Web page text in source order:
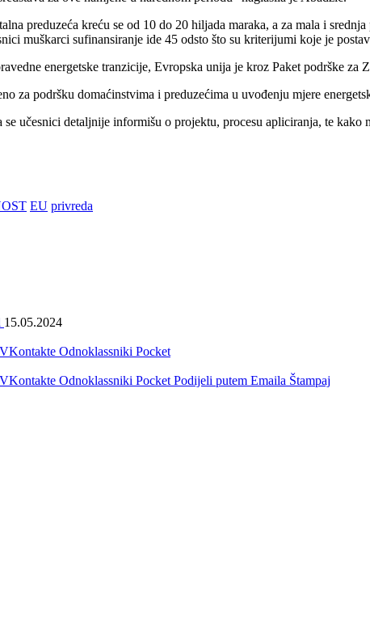
preduzeća kreću se od 10 do 20 hiljada maraka, a za mala i
muškarci sufinansiranje ide 45 odsto što su kriterijumi koje je
energetske tranzicije, Evropska unija je kroz Paket podrške
za podršku domaćinstvima i preduzećima u uvođenju mjere
učesnici detaljnije informišu o projektu, procesu apliciranja, te
EU privreda
15.05.2024
VKontakte Odnoklassniki Pocket
VKontakte Odnoklassniki Pocket Podijeli putem Emaila Štampaj